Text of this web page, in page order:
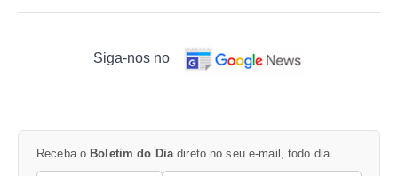
Siga-nos no
Receba o Boletim do Diadireto no seu e-mail, todo dia.